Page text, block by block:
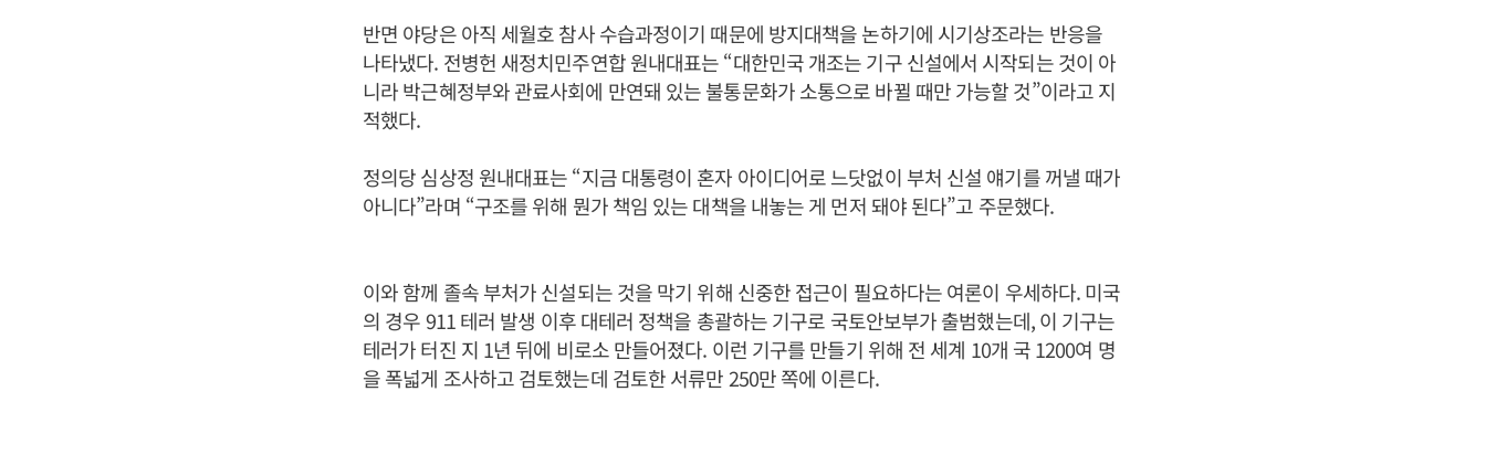
반면 야당은 아직 세월호 참사 수습과정이기 때문에 방지대책을 논하기에 시기상조라는 반응을
나타냈다. 전병헌 새정치민주연합 원내대표는 “대한민국 개조는 기구 신설에서 시작되는 것이 아
니라 박근혜정부와 관료사회에 만연돼 있는 불통문화가 소통으로 바뀔 때만 가능할 것”이라고 지
적했다.
정의당 심상정 원내대표는 “지금 대통령이 혼자 아이디어로 느닷없이 부처 신설 얘기를 꺼낼 때가
아니다”라며 “구조를 위해 뭔가 책임 있는 대책을 내놓는 게 먼저 돼야 된다”고 주문했다.
이와 함께 졸속 부처가 신설되는 것을 막기 위해 신중한 접근이 필요하다는 여론이 우세하다. 미국
의 경우 911 테러 발생 이후 대테러 정책을 총괄하는 기구로 국토안보부가 출범했는데, 이 기구는
테러가 터진 지 1년 뒤에 비로소 만들어졌다. 이런 기구를 만들기 위해 전 세계 10개 국 1200여 명
을 폭넓게 조사하고 검토했는데 검토한 서류만 250만 쪽에 이른다.